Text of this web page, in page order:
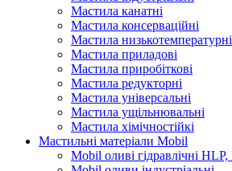
Мастила канатні
Мастила консерваційні
Мастила низькотемпературні
Мастила приладові
Мастила приробіткові
Мастила редукторні
Мастила універсальні
Мастила ущільнювальні
Мастила хімічностійкі
Мастильні матеріали Mobil
Mobil оливі гідравлічні